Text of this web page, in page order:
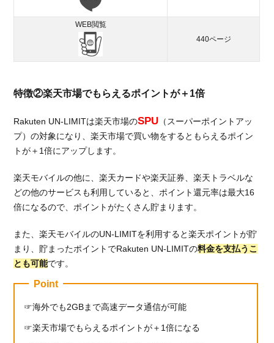
WEB閲覧
440ページ
特徴②楽天市場でもらえるポイントが＋1倍
Rakuten UN-LIMITは楽天市場のSPU （スーパーポイントアッ
プ）の対象になり、楽天市場で買い物をするともらえるポイン
トが＋1倍にアップします。
楽天モバイルの他に、楽天カードや楽天証券、楽天トラベルな
どの他のサービスも利用していると、ポイント還元率は最大16
倍になるので、ポイントがたくさん貯まります。
また、楽天モバイルのUN-LIMITを利用すると楽天ポイントが貯
まり、貯まったポイントでRakuten UN-LIMITの料金を支払うこ
とも可能です。
Point
海外でも2GBまで高速データ通信が可能
楽天市場でもらえるポイントが＋1倍になる